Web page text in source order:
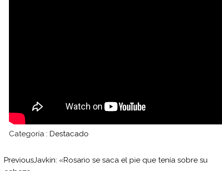
Categoría : Destacado
PreviousJavkin: «Rosario se saca el pie que tenía sobre su